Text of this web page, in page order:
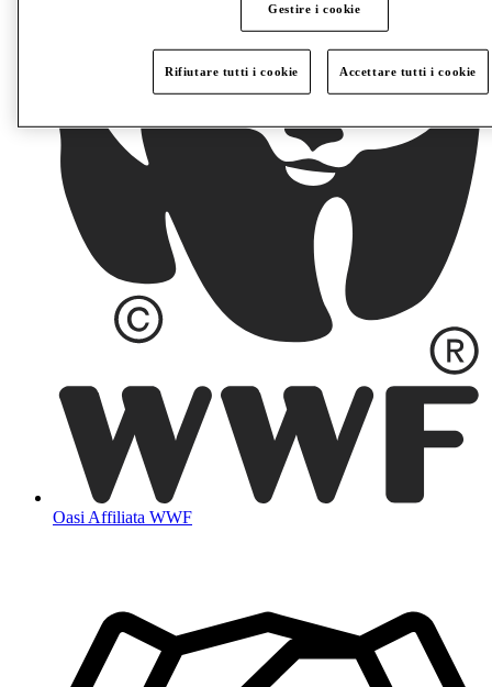
Oasi Affiliata WWF
Gestire i cookie
Rifiutare tutti i cookie Accettare tutti i cookie